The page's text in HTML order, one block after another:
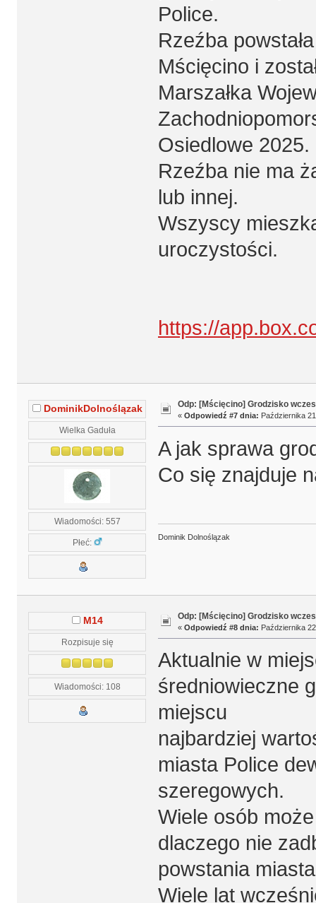
Police.
Rzeźba
Mścięcino i
Marszałka
Osiedlowe 2025.
Rzeźba nie ma
lub innej.
Wszyscy
uroczystości.
https://
DominikDolnoślązak
Wielka Gaduła
Wiadomości: 557
Płeć:
Odp: [Mścięcino] Grodzisko
« Odpowiedź #7 dnia: Października
A jak sprawa
Co się znajduje
Dominik Dolnoślązak
M14
Rozpisuje się
Wiadomości: 108
Odp: [Mścięcino] Grodzisko
« Odpowiedź #8 dnia: Października
Aktualnie w
średniowieczne
miejscu
najbardziej
miasta Police
szeregowych.
Wiele osób
dlaczego nie
powstania
Wiele lat